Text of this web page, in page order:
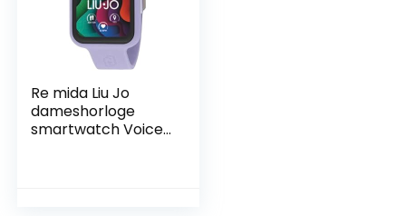
Re mida Liu Jo
dameshorloge
smartwatch Voice